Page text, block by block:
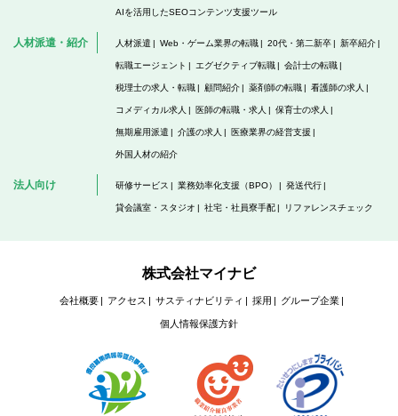
AIを活用したSEOコンテンツ支援ツール
人材派遣・紹介 人材派遣 Web・ゲーム業界の転職 20代・第二新卒 新卒紹介
転職エージェント エグゼクティブ転職 会計士の転職
税理士の求人・転職 顧問紹介 薬剤師の転職 看護師の求人
コメディカル求人 医師の転職・求人 保育士の求人
無期雇用派遣 介護の求人 医療業界の経営支援
外国人材の紹介
法人向け 研修サービス 業務効率化支援（BPO） 発送代行
貸会議室・スタジオ 社宅・社員寮手配 リファレンスチェック
株式会社マイナビ
会社概要 アクセス サスティナビリティ 採用 グループ企業
個人情報保護方針